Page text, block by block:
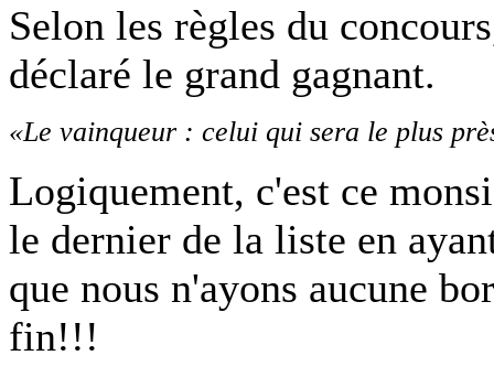
Selon les règles du
déclaré le grand gagnant.
«Le vainqueur : celui qui sera le plus
Logiquement, c'est ce
le dernier de la liste en
que nous n'ayons aucune
fin!!!